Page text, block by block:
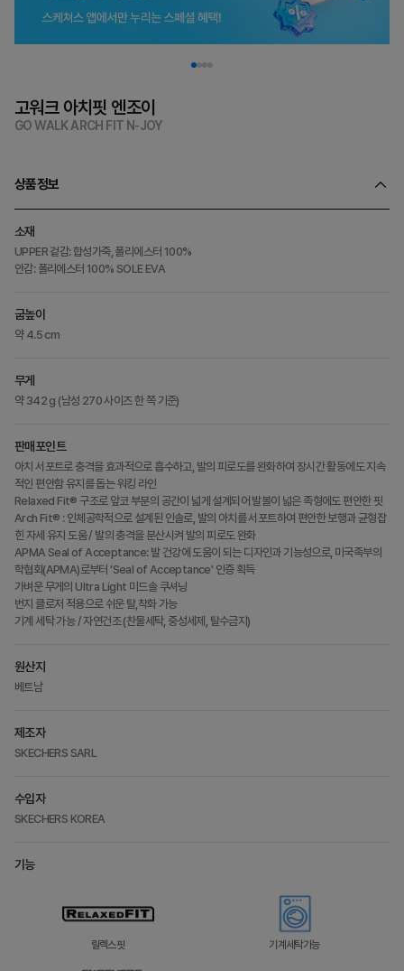
고워크 아치핏 엔조이
GO WALK ARCH FIT N-JOY
상품정보
소재
UPPER 겉감: 합성가죽, 폴리에스터 100%
안감: 폴리에스터 100% SOLE EVA
굽높이
약 4.5 cm
무게
약 342 g (남성 270 사이즈 한 쪽 기준)
판매포인트
아치 서포트로 충격을 효과적으로 흡수하고, 발의 피로도를 완화하여 장시간 활동에도 지속
적인 편안함 유지를 돕는 워킹 라인
Relaxed Fit® 구조로 앞코 부분의 공간이 넓게 설계되어 발볼이 넓은 족형에도 편안한 핏
Arch Fit® : 인체공학적으로 설계된 인솔로, 발의 아치를 서포트하여 편안한 보행과 균형잡
힌 자세 유지 도움 / 발의 충격을 분산시켜 발의 피로도 완화
APMA Seal of Acceptance: 발 건강에 도움이 되는 디자인과 기능성으로, 미국족부의
학협회(APMA)로부터 'Seal of Acceptance' 인증 획득
가벼운 무게의 Ultra Light 미드솔 쿠셔닝
번지 클로저 적용으로 쉬운 탈,착화 가능
기계 세탁 가능 / 자연건조 (찬물세탁, 중성세제, 탈수금지)
원산지
베트남
제조자
SKECHERS SARL
수입자
SKECHERS KOREA
기능
릴렉스핏 기계세탁가능